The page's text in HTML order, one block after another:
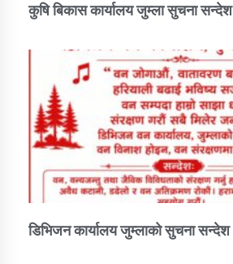
कुषि बिकास कार्यालय जुम्ला सुचना सन्देश
डिभिजन कार्यालय जुम्लाको सुचना सन्देश